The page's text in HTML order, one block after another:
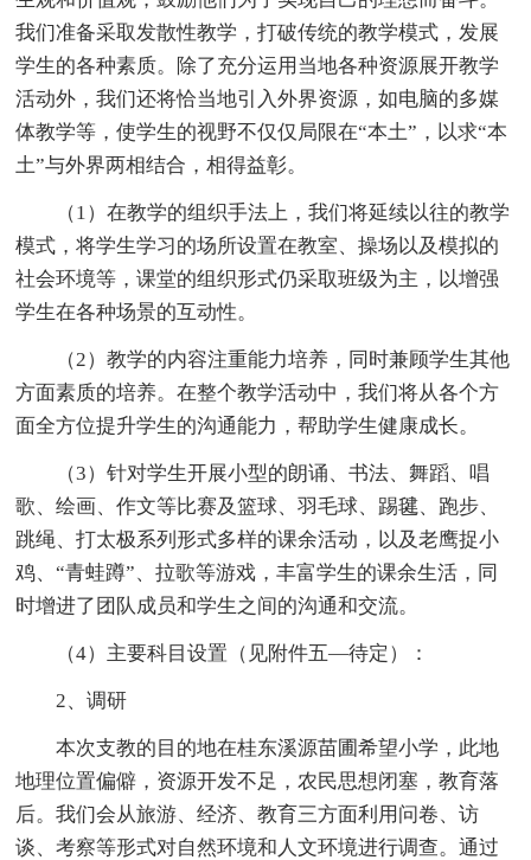
我们准备采取发散性教学，打破传统的教学模式，发展
学生的各种素质。除了充分运用当地各种资源展开教学
活动外，我们还将恰当地引入外界资源，如电脑的多媒
体教学等，使学生的视野不仅仅局限在“本土”，以求“本
土”与外界两相结合，相得益彰。
（1）在教学的组织手法上，我们将延续以往的教学
模式，将学生学习的场所设置在教室、操场以及模拟的
社会环境等，课堂的组织形式仍采取班级为主，以增强
学生在各种场景的互动性。
（2）教学的内容注重能力培养，同时兼顾学生其他
方面素质的培养。在整个教学活动中，我们将从各个方
面全方位提升学生的沟通能力，帮助学生健康成长。
（3）针对学生开展小型的朗诵、书法、舞蹈、唱
歌、绘画、作文等比赛及篮球、羽毛球、踢毽、跑步、
跳绳、打太极系列形式多样的课余活动，以及老鹰捉小
鸡、“青蛙蹲”、拉歌等游戏，丰富学生的课余生活，同
时增进了团队成员和学生之间的沟通和交流。
（4）主要科目设置（见附件五—待定）：
2、调研
本次支教的目的地在桂东溪源苗圃希望小学，此地
地理位置偏僻，资源开发不足，农民思想闭塞，教育落
后。我们会从旅游、经济、教育三方面利用问卷、访
谈、考察等形式对自然环境和人文环境进行调查。通过